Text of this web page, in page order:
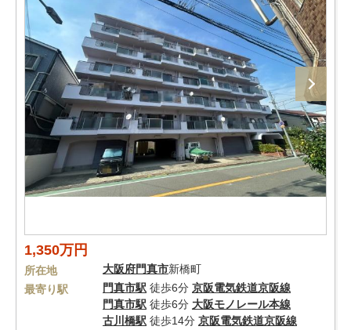
1,350万円
所在地 大阪府門真市新橋町
最寄り駅
門真市駅 徒歩6分 京阪電気鉄道京阪線
門真市駅 徒歩6分 大阪モノレール本線
古川橋駅 徒歩14分 京阪電気鉄道京阪線